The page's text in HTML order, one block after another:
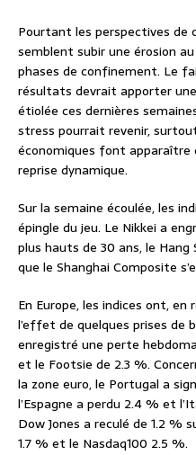
Pourtant les perspectives de
semblent subir une érosion
phases de confinement. Le
résultats devrait apporter
étiolée ces dernières
stress pourrait revenir,
économiques font apparaître
reprise dynamique.
Sur la semaine écoulée, les
épingle du jeu. Le Nikkei a
plus hauts de 30 ans, le Hang
que le Shanghai Composite
En Europe, les indices ont,
l’effet de quelques prises de
enregistré une perte
et le Footsie de 2.3 %.
la zone euro, le Portugal a
l’Espagne a perdu 2.4 % et
Dow Jones a reculé de 1.2 %
1.7 % et le Nasdaq100 2.5 %.